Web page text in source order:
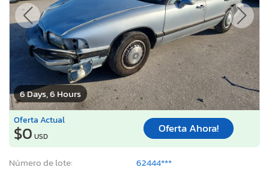
6 Days, 6 Hours
Oferta Actual
$0 USD
Oferta Ahora!
Número de lote:
62444***